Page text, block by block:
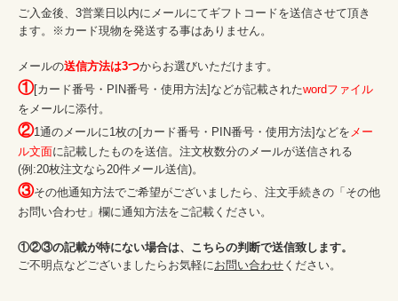
ご入金後、3営業日以内にメールにてギフトコードを送信させて頂き
ます。※カード現物を発送する事はありません。
メールの送信方法は3つ
①[カード番号・PIN番号・使用方法]などが記載されたwordファイル
②1通のメールに1枚の[カード番号・PIN番号・使用方法]などを メー
ル文面に記載したものを送信。注文枚数分のメールが送信される
③その他通知方法でご希望がございましたら、注文手続きの「その他
お問い合わせ」欄に通知方法をご記載ください。
①②③の記載が特にない場合は、こちらの判断で送信致します。
ご不明点などございましたらお気軽に お問い合わせ ください。